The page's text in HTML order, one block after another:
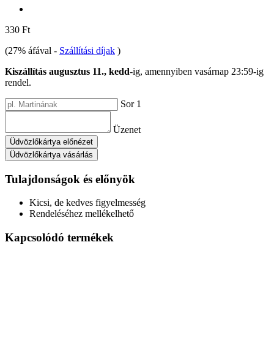
330 Ft
(27% áfával - Szállítási díjak )
Kiszállítás augusztus 11., kedd-ig, amennyiben vasárnap 23:59-ig
rendel.
Sor 1
Üzenet
Üdvözlőkártya előnézet
Üdvözlőkártya vásárlás
Tulajdonságok és előnyök
Kicsi, de kedves figyelmesség
Rendeléséhez mellékelhető
Kapcsolódó termékek